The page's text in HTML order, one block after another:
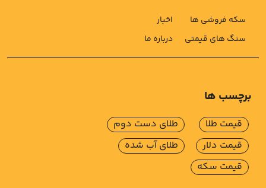
سکه فروشی ها
سنگ های قیمتی
اخبار
درباره ما
برچسب ها
قیمت طلا
قیمت دلار
قیمت سکه
طلای دست دوم
طلای آب شده